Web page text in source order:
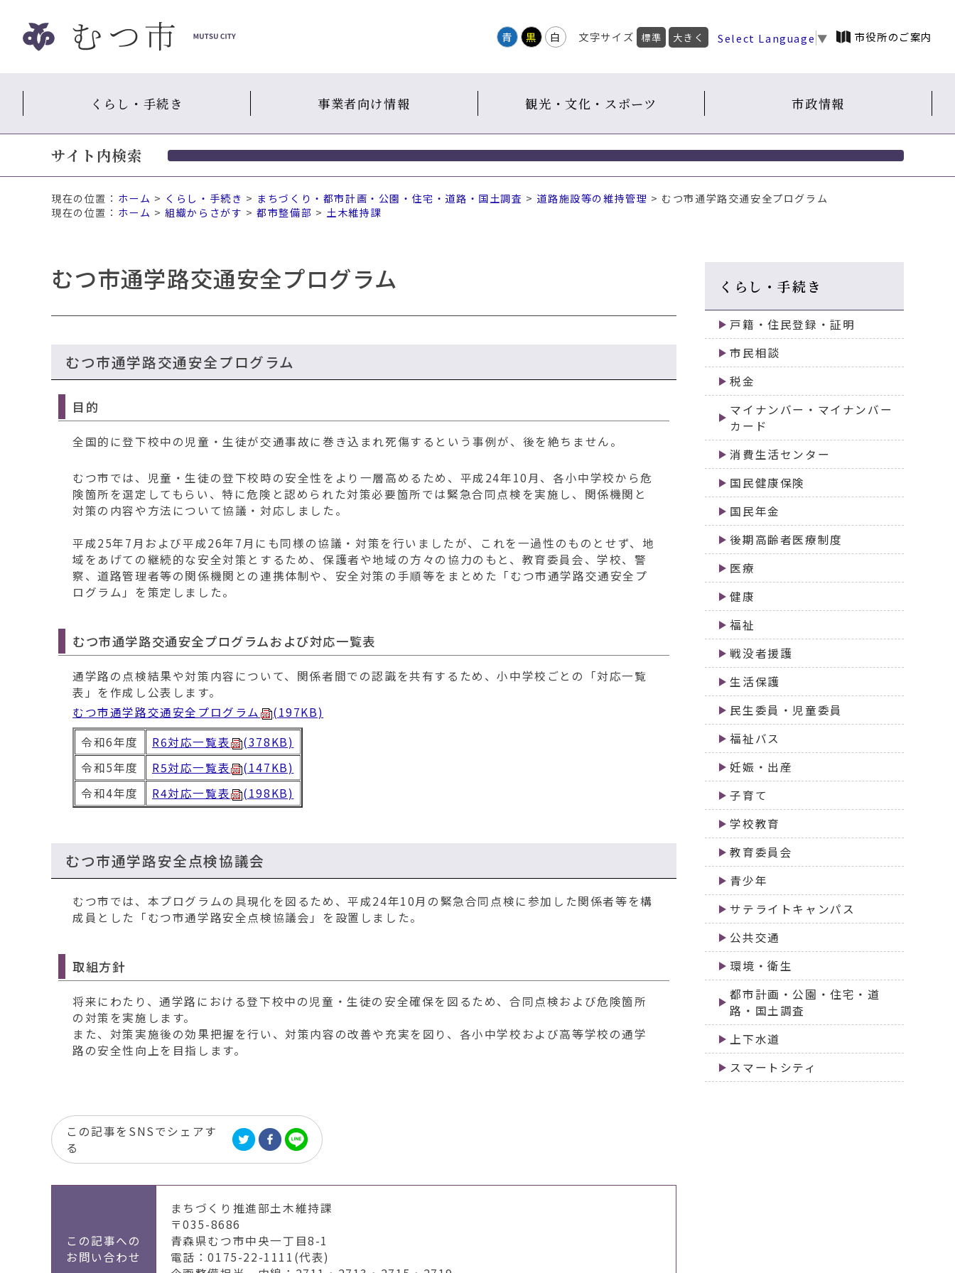
ッ
青 黒 白 文字サイズ 標準 大きく Select Language ▼ 市役所のご案内
くらし・手続き 事業者向け情報 観光・文化・スポーツ 市政情報
サイト内検索
現在の位置： ホーム > くらし・手続き > まちづくり・都市計画・公園・住宅・道路・国土調査 > 道路施設等の維持管理 > むつ市通学路交通安全プログラム
ホーム >組織からさがす >都市整備部 > 土木維持課
むつ市通学路交通安全プログラム
むつ市通学路交通安全プログラム
目的
全国的に登下校中の児童・生徒が交通事故に巻き込まれ死傷するという事例が、後を絶ちません。
むつ市では、児童・生徒の登下校時の安全性をより一層高めるため、平成24年10月、各小中学校から危
険箇所を選定してもらい、特に危険と認められた対策必要箇所では緊急合同点検を実施し、関係機関と
対策の内容や方法について協議・対応しました。
平成25年7月および平成26年7月にも同様の協議・対策を行いましたが、これを一過性のものとせず、地
域をあげての継続的な安全対策とするため、保護者や地域の方々の協力のもと、教育委員会、学校、警
察、道路管理者等の関係機関との連携体制や、安全対策の手順等をまとめた「むつ市通学路交通安全プ
ログラム」を策定しました。
むつ市通学路交通安全プログラムおよび対応一覧表
通学路の点検結果や対策内容について、関係者間での認識を共有するため、小中学校ごとの「対応一覧
表」を作成し公表します。
むつ市通学路交通安全プログラム
(197KB)
令和6年度
R6対応一覧表
(378KB)
令和5年度
R5対応一覧表
(147KB)
令和4年度
R4対応一覧表 (198KB)
むつ市通学路安全点検協議会
むつ市では、本プログラムの具現化を図るため、平成24年10月の緊急合同点検に参加した関係者等を構
成員とした「むつ市通学路安全点検協議会」を設置しました。
取組方針
将来にわたり、通学路における登下校中の児童・生徒の安全確保を図るため、合同点検および危険箇所
の対策を実施します。
また、対策実施後の効果把握を行い、対策内容の改善や充実を図り、各小中学校および高等学校の通学
路の安全性向上を目指します。
この記事をSNSでシェアす
る
この記事への
お問い合わせ
まちづくり推進部土木維持課
〒035-8686
青森県むつ市中央一丁目8-1
電話：0175-22-1111(代表)
くらし・手続き
戸籍・住民登録・証明
市民相談
税金
マイナンバー・マイナンバー
カード
消費生活センター
国民健康保険
国民年金
後期高齢者医療制度
医療
健康
福祉
戦没者援護
生活保護
民生委員・児童委員
福祉バス
妊娠・出産
子育て
学校教育
教育委員会
青少年
サテライトキャンパス
公共交通
環境・衛生
都市計画・公園・住宅・道
路・国土調査
上下水道
スマートシティ